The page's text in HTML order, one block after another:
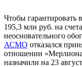
Чтобы гарантировать
195,3 млн руб. на
неосновательного
АСМО отказался
отношении
назначили на 23